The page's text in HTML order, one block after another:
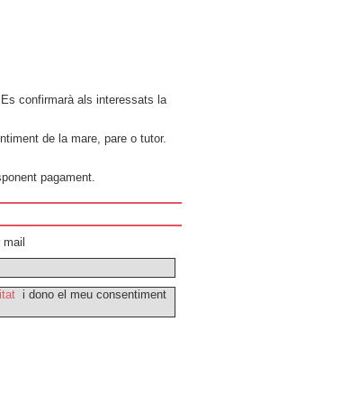
confirmarà als interessats la
de la mare, pare o tutor.
pagament.
i dono el meu consentiment